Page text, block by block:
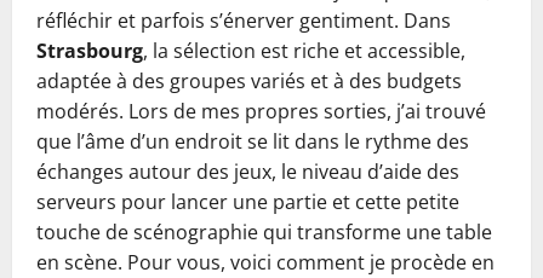
réfléchir et parfois s’énerver gentiment. Dans
Strasbourg, la sélection est riche et accessible,
adaptée à des groupes variés et à des budgets
modérés. Lors de mes propres sorties, j’ai trouvé
que l’âme d’un endroit se lit dans le rythme des
échanges autour des jeux, le niveau d’aide des
serveurs pour lancer une partie et cette petite
touche de scénographie qui transforme une table
en scène. Pour vous, voici comment je procède en